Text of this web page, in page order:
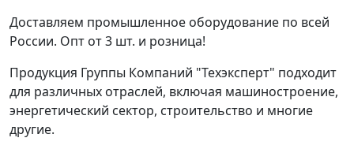
Доставляем промышленное оборудование по всей
России. Опт от 3 шт. и розница!
Продукция Группы Компаний "Техэксперт" подходит
для различных отраслей, включая машиностроение,
энергетический сектор, строительство и многие
другие.